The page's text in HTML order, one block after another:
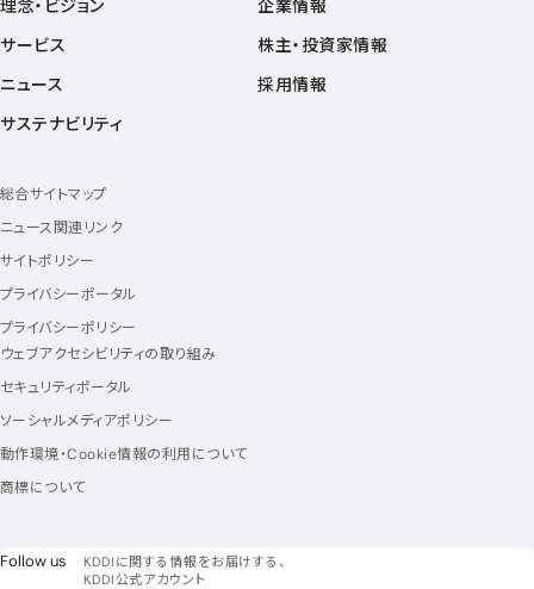
理念・ビジョン
サービス
ニュース
サステナビリティ
企業情報
株主・投資家情報
採用情報
総合サイトマップ
ニュース関連リンク
サイトポリシー
プライバシーポータル
プライバシーポリシー
ウェブアクセシビリティの取り組み
セキュリティポータル
ソーシャルメディアポリシー
動作環境・Cookie情報の利用について
商標について
Follow us フォローアス
KDDIに関する情報をお届けする、
KDDI公式アカウント